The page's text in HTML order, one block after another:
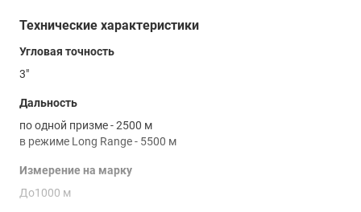
Технические характеристики
Угловая точность
3"
Дальность
по одной призме - 2500 м
в режиме Long Range - 5500 м
Измерение на марку
До1000 м